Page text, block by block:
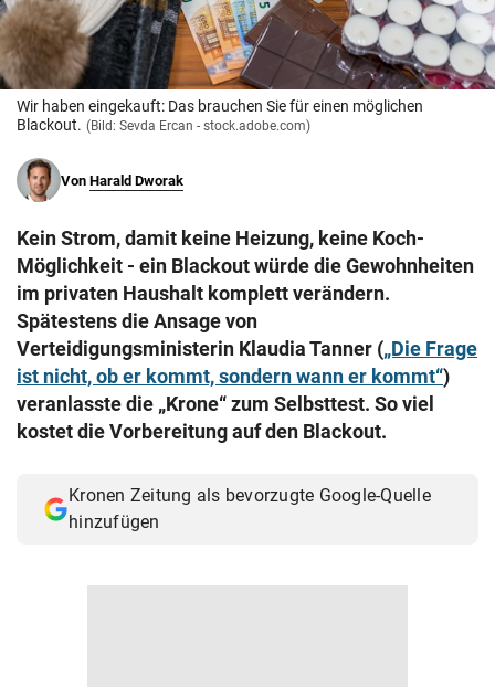
© Krone Multimedia GmbH & Co KG 2026
Muthgasse 2, 1190 Wien
Wir haben eingekauft: Das brauchen Sie für einen möglichen
Blackout. (Bild: Sevda Ercan - stock.adobe.com)
Von Harald Dworak
Kein Strom, damit keine Heizung, keine Koch-
Möglichkeit - ein Blackout würde die Gewohnheiten
im privaten Haushalt komplett verändern.
Spätestens die Ansage von
Verteidigungsministerin Klaudia Tanner („Die Frage
ist nicht, ob er kommt, sondern wann er kommt“)
veranlasste die „Krone“ zum Selbsttest. So viel
kostet die Vorbereitung auf den Blackout.
Kronen Zeitung als bevorzugte Google-Quelle
hinzufügen